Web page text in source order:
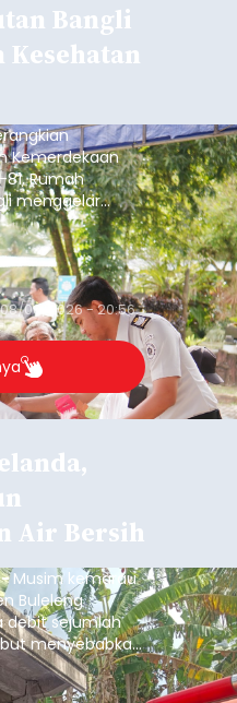
Bangli
Kesehatan
Kemerdekaan
Rumah
menggelar
gratis, Rabu
08/06/2026 - 20:56
Air Bersih
-Musim kemarau
Buleleng
debit sejumlah
menyebabkan
mengalami
terutama